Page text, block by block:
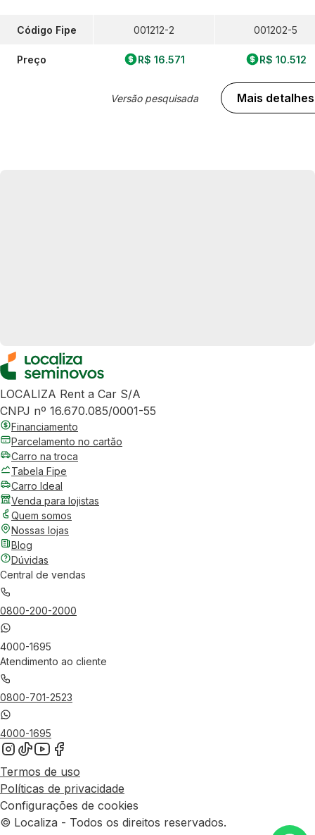
Código Fipe
Preço
001212-2
R$ 16.571
Versão pesquisada
001202-5
R$ 10.512
Mais detalhes
LOCALIZA Rent a Car S/A
CNPJ nº 16.670.085/0001-55
Financiamento
Parcelamento no cartão
Carro na troca
Tabela Fipe
Carro Ideal
Venda para lojistas
Quem somos
Nossas lojas
Blog
Dúvidas
Central de vendas
0800-200-2000
4000-1695
Atendimento ao cliente
0800-701-2523
4000-1695
Termos de uso
Políticas de privacidade
Configurações de cookies
© Localiza - Todos os direitos reservados.